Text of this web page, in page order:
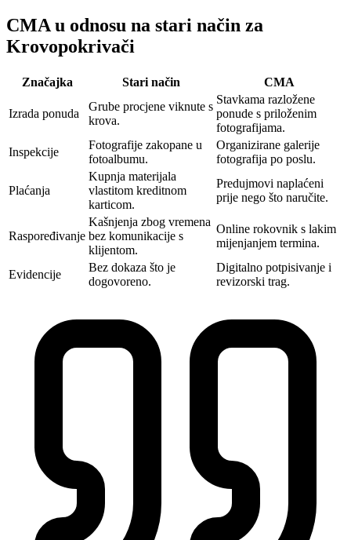
CMA u odnosu na stari način za
Krovopokrivači
Značajka Stari način CMA‎
Izrada ponuda
Grube procjene viknute s
krova.
Stavkama razložene
ponude s priloženim
fotografijama.
Inspekcije
Fotografije zakopane u
fotoalbumu.
Organizirane galerije
fotografija po poslu.
Plaćanja
Kupnja materijala
vlastitom kreditnom
karticom.
Predujmovi naplaćeni
prije nego što naručite.
Raspoređivanje
Kašnjenja zbog vremena
bez komunikacije s
klijentom.
Online rokovnik s lakim
mijenjanjem termina.
Evidencije
Bez dokaza što je
dogovoreno.
Digitalno potpisivanje i
revizorski trag.